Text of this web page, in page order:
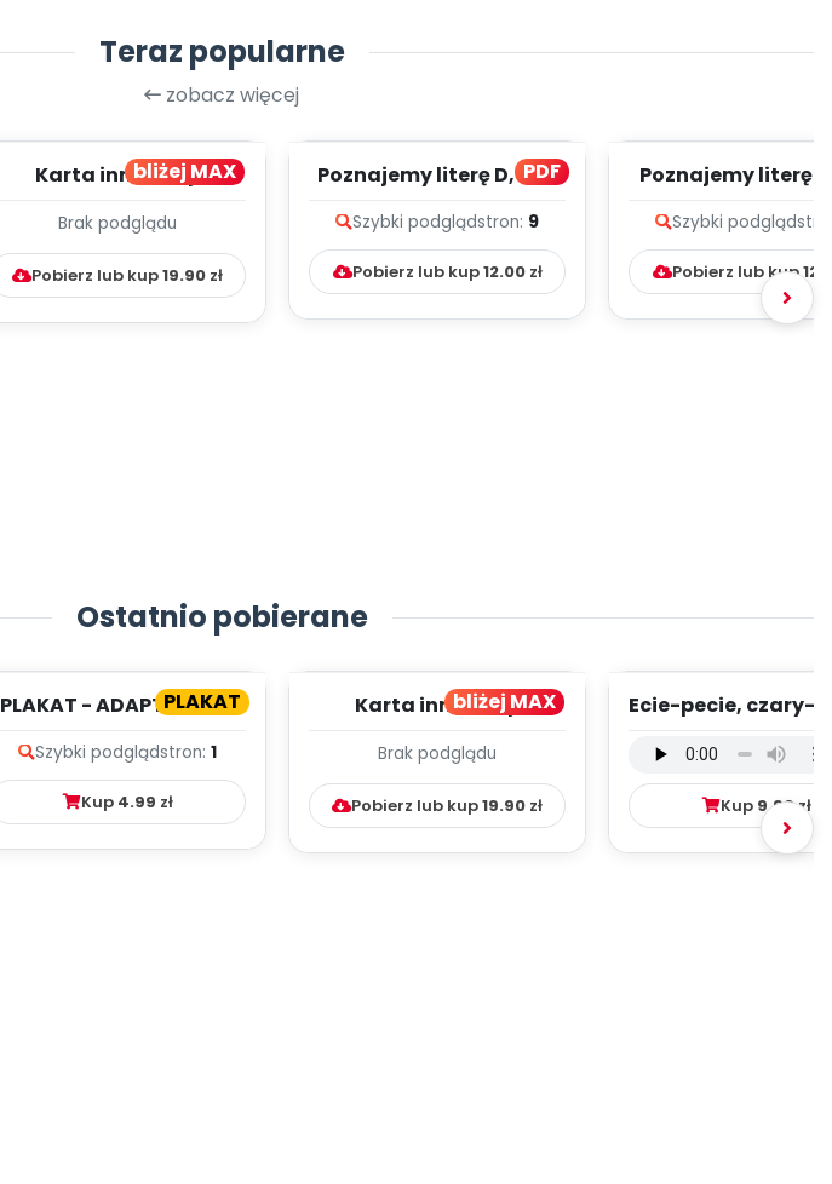
Teraz popularne
zobacz więcej
bliżej MAX
Karta innowacji
Kumpelkowo
Brak podglądu
Pobierz lub kup19.90 zł
PDF
Poznajemy literę D, cz. 1
Szybki podglądstron: 9
Pobierz lub kup12.00zł
Poznajemy literę E,
Szybki podgląd
Pobierz lub kup
Ostatnio pobierane
PLAKAT
PLAKAT - ADAPTACJA -
Szybki podglądstron: 1
Kup 4.99 zł
bliżej MAX
Karta innowacji
Kumpelkowo
Brak podglądu
Pobierz lub kup19.90 zł
Ecie-pecie, czary-
mp3)
Kup 9.99zł